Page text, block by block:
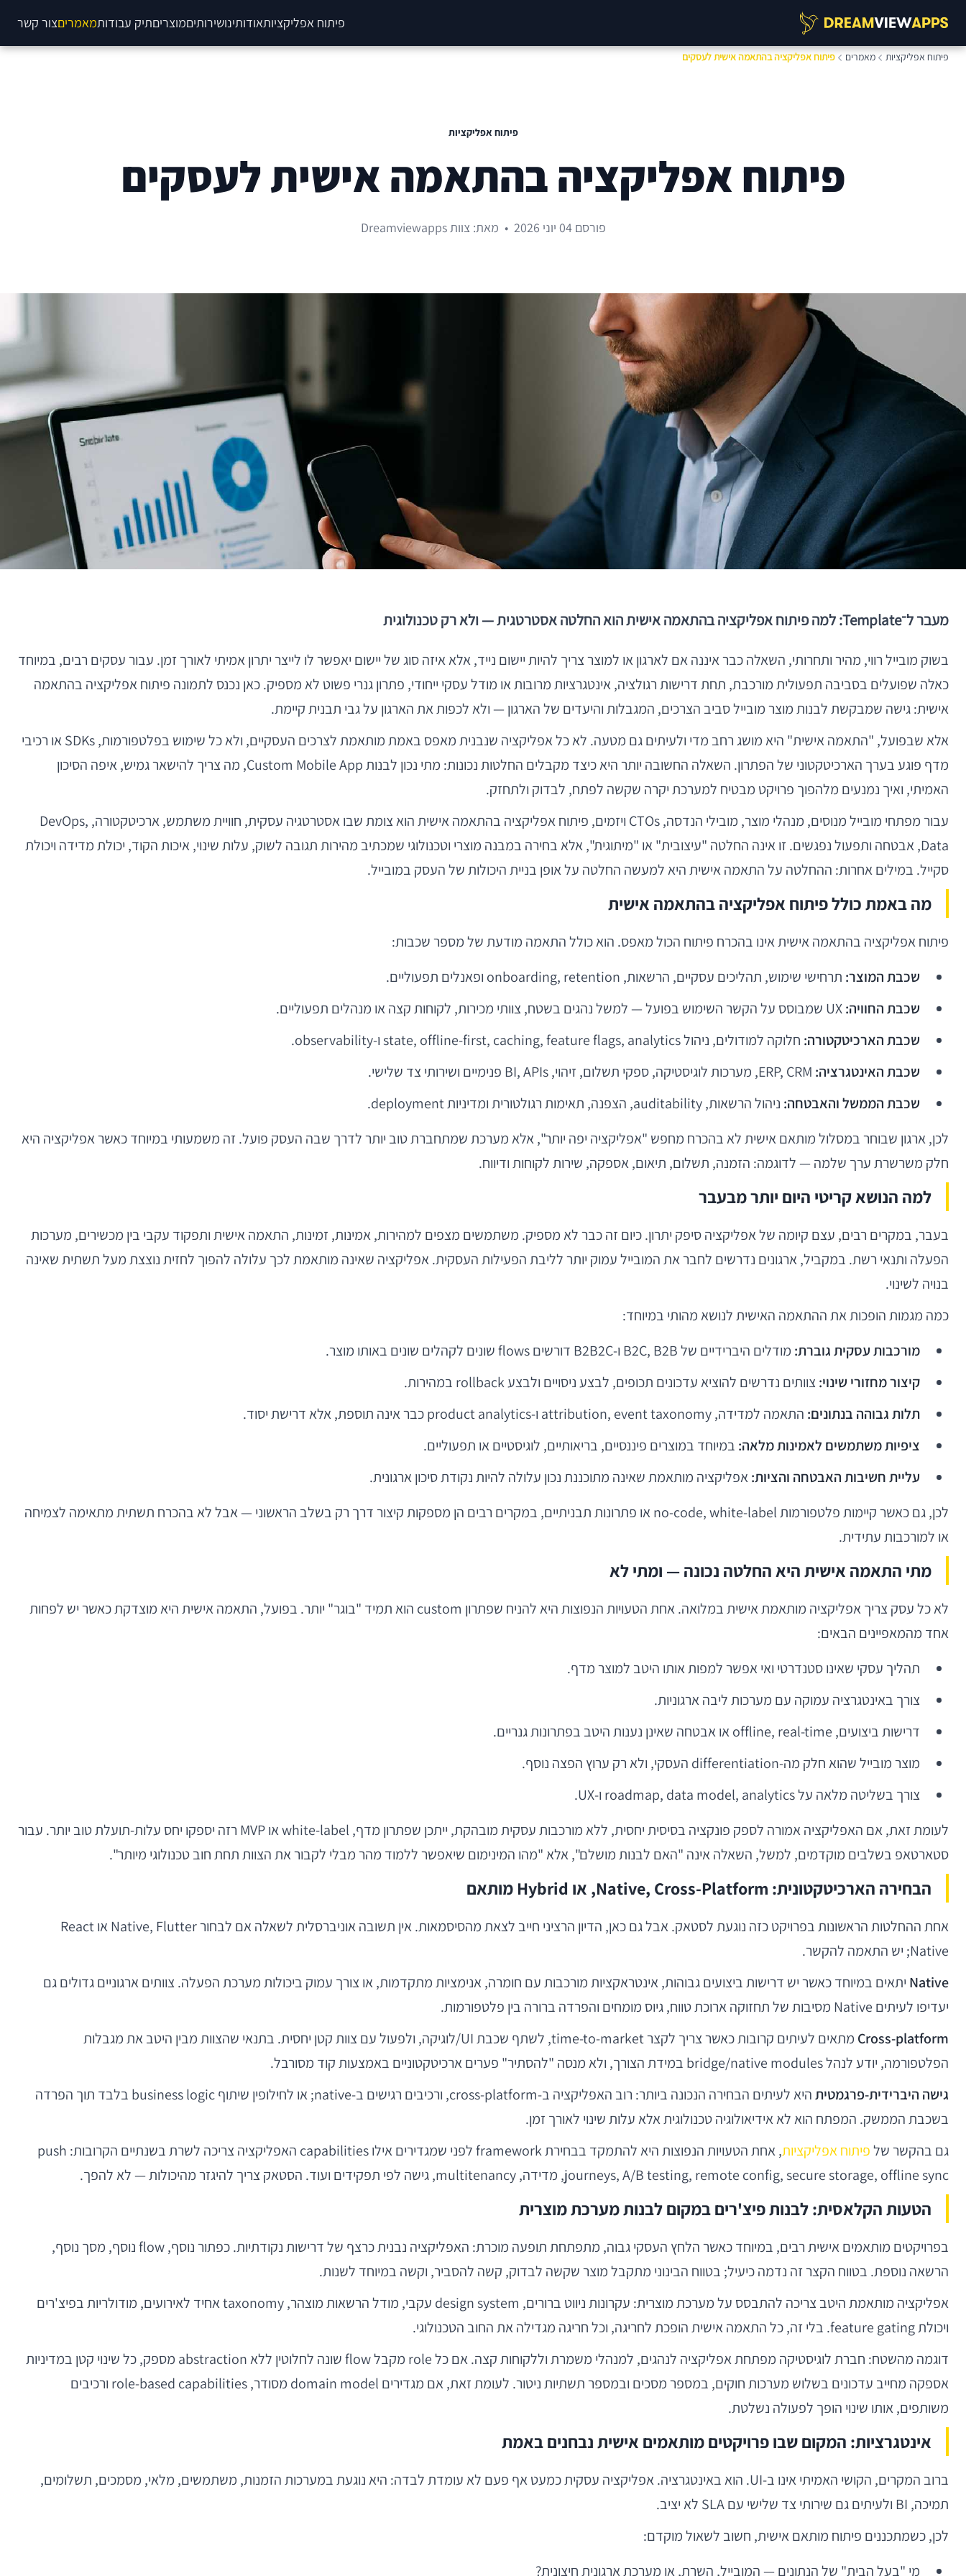
פיתוח אפליקציותאודותינושירותיםמוצריםתיק עבודותמאמריםצור קשר
פיתוח אפליקציות מאמרים פיתוח אפליקציה בהתאמה אישית לעסקים
פיתוח אפליקציות
פיתוח אפליקציה בהתאמה אישית לעסקים
פורסם 04 יוני 2026 • מאת: צוות Dreamviewapps
מעבר ל־Template: למה פיתוח אפליקציה בהתאמה אישית הוא החלטה אסטרטגית — ולא רק טכנולוגית
בשוק מובייל רווי, מהיר ותחרותי, השאלה כבר איננה אם לארגון או למוצר צריך להיות יישום נייד, אלא איזה סוג של יישום יאפשר לו לייצר יתרון אמיתי לאורך זמן. עבור עסקים רבים, במיוחד
כאלה שפועלים בסביבה תפעולית מורכבת, תחת דרישות רגולציה, אינטגרציות מרובות או מודל עסקי ייחודי, פתרון גנרי פשוט לא מספיק. כאן נכנס לתמונה פיתוח אפליקציה בהתאמה
אישית: גישה שמבקשת לבנות מוצר מובייל סביב הצרכים, המגבלות והיעדים של הארגון — ולא לכפות את הארגון על גבי תבנית קיימת.
אלא שבפועל, "התאמה אישית" היא מושג רחב מדי ולעיתים גם מטעה. לא כל אפליקציה שנבנית מאפס באמת מותאמת לצרכים העסקיים, ולא כל שימוש בפלטפורמות, SDKs או רכיבי
מדף פוגע בערך הארכיטקטוני של הפתרון. השאלה החשובה יותר היא כיצד מקבלים החלטות נכונות: מתי נכון לבנות Custom Mobile App, מה צריך להישאר גמיש, איפה הסיכון
האמיתי, ואיך נמנעים מלהפוך פרויקט מבטיח למערכת יקרה שקשה לפתח, לבדוק ולתחזק.
עבור מפתחי מובייל מנוסים, מנהלי מוצר, מובילי הנדסה, CTOs ויזמים, פיתוח אפליקציה בהתאמה אישית הוא צומת שבו אסטרטגיה עסקית, חוויית משתמש, ארכיטקטורה, DevOps,
Data, אבטחה ותפעול נפגשים. זו אינה החלטה "עיצובית" או "מיתוגית", אלא בחירה במבנה מוצרי וטכנולוגי שמכתיב מהירות תגובה לשוק, עלות שינוי, איכות הקוד, יכולת מדידה ויכולת
סקייל. במילים אחרות: ההחלטה על התאמה אישית היא למעשה החלטה על אופן בניית היכולות של העסק במובייל.
מה באמת כולל פיתוח אפליקציה בהתאמה אישית
פיתוח אפליקציה בהתאמה אישית אינו בהכרח פיתוח הכול מאפס. הוא כולל התאמה מודעת של מספר שכבות:
שכבת המוצר: תרחישי שימוש, תהליכים עסקיים, הרשאות, onboarding, retention ופאנלים תפעוליים.
שכבת החוויה:
שכבת הארכיטקטורה: חלוקה למודולים, ניהול state, offline-first, caching, feature flags, analytics ו-observability.
שכבת האינטגרציה:
שכבת הממשל והאבטחה: ניהול הרשאות, auditability, הצפנה, תאימות רגולטורית ומדיניות deployment.
לכן, ארגון שבוחר במסלול מותאם אישית לא בהכרח מחפש "אפליקציה יפה יותר", אלא מערכת שמתחברת טוב יותר לדרך שבה העסק פועל. זה משמעותי במיוחד כאשר אפליקציה היא
חלק משרשרת ערך שלמה — לדוגמה: הזמנה, תשלום, תיאום, אספקה, שירות לקוחות ודיווח.
למה הנושא קריטי היום יותר מבעבר
בעבר, במקרים רבים, עצם קיומה של אפליקציה סיפק יתרון. כיום זה כבר לא מספיק. משתמשים מצפים למהירות, אמינות, זמינות, התאמה אישית ותפקוד עקבי בין מכשירים, מערכות
הפעלה ותנאי רשת. במקביל, ארגונים נדרשים לחבר את המובייל עמוק יותר לליבת הפעילות העסקית. אפליקציה שאינה מותאמת לכך עלולה להפוך לחזית נוצצת מעל תשתית שאינה
בנויה לשינוי.
כמה מגמות הופכות את ההתאמה האישית לנושא מהותי במיוחד:
מורכבות עסקית גוברת: מודלים היברידיים של B2C, B2B ו-B2B2C דורשים flows שונים לקהלים שונים באותו מוצר.
קיצור מחזורי שינוי:צוותים נדרשים להוציא עדכונים תכופים, לבצע ניסויים ולבצע rollback במהירות.
תלות גבוהה בנתונים: התאמה למדידה, attribution, event taxonomy ו-product analytics כבר אינה תוספת, אלא דרישת יסוד.
ציפיות משתמשים לאמינות מלאה: במיוחד במוצרים פיננסיים, בריאותיים, לוגיסטיים או תפעוליים.
עליית חשיבות האבטחה והציות:אפליקציה מותאמת שאינה מתוכננת נכון עלולה להיות נקודת סיכון ארגונית.
לכן, גם כאשר קיימות פלטפורמות no-code, white-label או פתרונות תבניתיים, במקרים רבים הן מספקות קיצור דרך רק בשלב הראשוני — אבל לא בהכרח תשתית מתאימה לצמיחה
או למורכבות עתידית.
מתי התאמה אישית היא החלטה נכונה — ומתי לא
לא כל עסק צריך אפליקציה מותאמת אישית במלואה. אחת הטעויות הנפוצות היא להניח שפתרון custom הוא תמיד "בוגר" יותר. בפועל, התאמה אישית היא מוצדקת כאשר יש לפחות
אחד מהמאפיינים הבאים:
תהליך עסקי שאינו סטנדרטי ואי אפשר למפות אותו היטב למוצר מדף.
צורך באינטגרציה עמוקה עם מערכות ליבה ארגוניות.
דרישות ביצועים, offline, real-time או אבטחה שאינן נענות היטב בפתרונות גנריים.
מוצר מובייל שהוא חלק מה-differentiation העסקי, ולא רק ערוץ הפצה נוסף.
צורך בשליטה מלאה על roadmap, data model, analytics ו-UX.
לעומת זאת, אם האפליקציה אמורה לספק פונקציה בסיסית יחסית, ללא מורכבות עסקית מובהקת, ייתכן שפתרון מדף, white-label או MVP רזה יספקו יחס עלות-תועלת טוב יותר. עבור
סטארטאפ בשלבים מוקדמים, למשל, השאלה אינה "האם לבנות מושלם", אלא "מהו המינימום שיאפשר ללמוד מהר מבלי לקבור את הצוות תחת חוב טכנולוגי מיותר".
הבחירה הארכיטקטונית: Native, Cross-Platform, או Hybrid מותאם
אחת ההחלטות הראשונות בפרויקט כזה נוגעת לסטאק. אבל גם כאן, הדיון הרציני חייב לצאת מהסיסמאות. אין תשובה אוניברסלית לשאלה אם לבחור Native, Flutter או React
Native; יש התאמה להקשר.
Native יתאים במיוחד כאשר יש דרישות ביצועים גבוהות, אינטראקציות מורכבות עם חומרה, אנימציות מתקדמות, או צורך עמוק ביכולות מערכת הפעלה. צוותים ארגוניים גדולים גם
יעדיפו לעיתים Native מסיבות של תחזוקה ארוכת טווח, גיוס מומחים והפרדה ברורה בין פלטפורמות.
Cross-platform
מתאים לעיתים קרובות כאשר צריך לקצר time-to-market, לשתף שכבת UI/לוגיקה, ולפעול עם צוות קטן יחסית. בתנאי שהצוות מבין היטב את מגבלות
הפלטפורמה, יודע לנהל bridge/native modules במידת הצורך, ולא מנסה "להסתיר" פערים ארכיטקטוניים באמצעות קוד מסורבל.
גישה היברידית-פרגמטית
היא לעיתים הבחירה הנכונה ביותר: רוב האפליקציה ב-cross-platform, ורכיבים רגישים ב-native; או לחילופין שיתוף business logic בלבד תוך הפרדה
בשכבת הממשק. המפתח הוא לא אידיאולוגיה טכנולוגית אלא עלות שינוי לאורך זמן.
גם בהקשר שלפיתוח אפליקציות
, אחת הטעויות הנפוצות היא להתמקד בבחירת framework לפני שמגדירים אילו capabilities האפליקציה צריכה לשרת בשנתיים הקרובות: push
journeys, A/B testing, remote config, secure storage, offline sync, מדידה, multitenancy, גישה לפי תפקידים ועוד. הסטאק צריך להיגזר מהיכולות — לא להפך.
הטעות הקלאסית: לבנות פיצ'רים במקום לבנות מערכת מוצרית
בפרויקטים מותאמים אישית רבים, במיוחד כאשר הלחץ העסקי גבוה, מתפתחת תופעה מוכרת: האפליקציה נבנית כרצף של דרישות נקודתיות. כפתור נוסף, flow נוסף, מסך נוסף,
הרשאה נוספת. בטווח הקצר זה נדמה כיעיל; בטווח הבינוני מתקבל מוצר שקשה לבדוק, קשה להסביר, וקשה במיוחד לשנות.
אפליקציה מותאמת היטב צריכה להתבסס על מערכת מוצרית: עקרונות ניווט ברורים, design system עקבי, מודל הרשאות מוצהר, taxonomy אחיד לאירועים, מודולריות בפיצ'רים
ויכולת feature gating. בלי זה, כל התאמה אישית הופכת לחריגה, וכל חריגה מגדילה את החוב הטכנולוגי.
דוגמה מהשטח: חברת לוגיסטיקה מפתחת אפליקציה לנהגים, למנהלי משמרת וללקוחות קצה. אם כל role מקבל flow שונה לחלוטין ללא abstraction מספק, כל שינוי קטן במדיניות
אספקה מחייב עדכונים בשלוש מערכות חוקים, במספר מסכים ובמספר תשתיות ניטור. לעומת זאת, אם מגדירים domain model מסודר, role-based capabilities ורכיבים
משותפים, אותו שינוי הופך לפעולה נשלטת.
אינטגרציות: המקום שבו פרויקטים מותאמים אישית נבחנים באמת
ברוב המקרים, הקושי האמיתי אינו ב-UI. הוא באינטגרציה. אפליקציה עסקית כמעט אף פעם לא עומדת לבדה: היא נוגעת במערכות הזמנות, משתמשים, מלאי, מסמכים, תשלומים,
תמיכה, BI ולעיתים גם שירותי צד שלישי עם SLA לא יציב.
לכן, כשמתכננים פיתוח מותאם אישית, חשוב לשאול מוקדם:
מי "בעל הבית" של הנתונים — המובייל, השרת, או מערכת ארגונית חיצונית?